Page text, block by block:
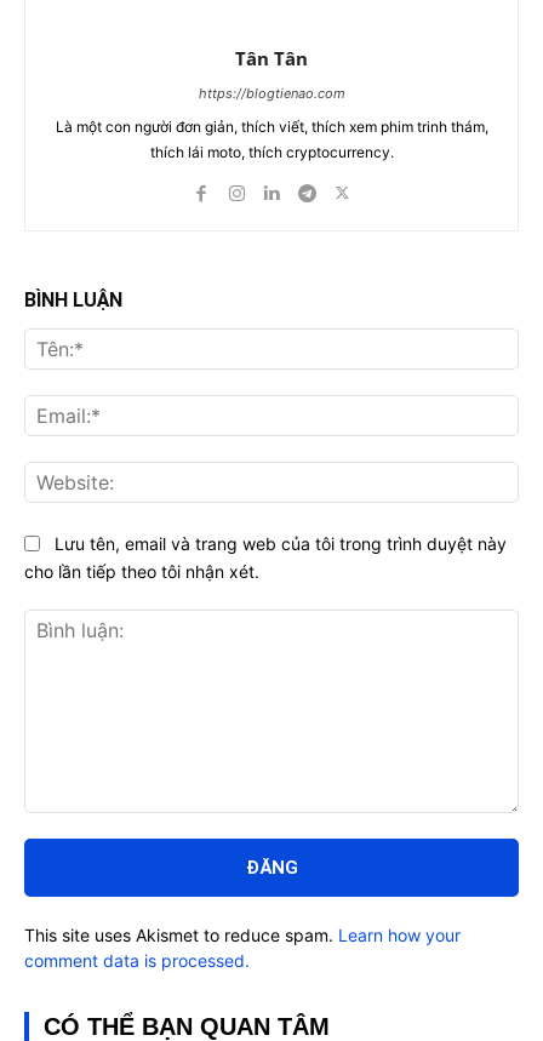
Tân Tân
https://blogtienao.com
Là một con người đơn giản, thích viết, thích xem phim trinh thám,
thích lái moto, thích cryptocurrency.
BÌNH LUẬN
luận:
Lưu tên, email và trang web của tôi trong trình duyệt này
cho lần tiếp theo tôi nhận xét.
This site uses Akismet to reduce spam. Learn how your
comment data is processed.
CÓ THỂ BẠN QUAN TÂM